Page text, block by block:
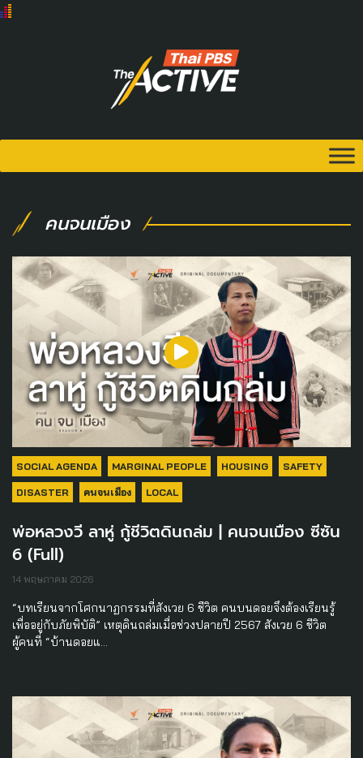
คนจนเมือง
SOCIAL AGENDA MARGINAL PEOPLE HOUSING SAFETY
DISASTER คนจนเมือง LOCAL
พ่อหลวงวี ลาหู่ กู้ชีวิตดินถล่ม | คนจนเมือง ซีซัน
6 (Full)
14 พฤษภาคม 2026
“บทเรียนจากโศกนาฏกรรมที่สังเวย 6 ชีวิต คนบนดอยจึงต้องเรียนรู้
เพื่ออยู่กับภัยพิบัติ” เหตุดินถล่มเมื่อช่วงปลายปี 2567 สังเวย 6 ชีวิต
ผู้คนที่ “บ้านดอยแ…